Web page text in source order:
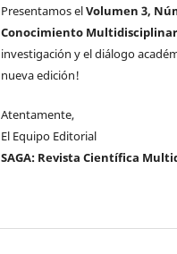
Presentamos elVolumen 3,
Conocimiento Multidisciplinar
investigación y el diálogo
nueva edición!
Atentamente,
El Equipo Editorial
SAGA: Revista Científica